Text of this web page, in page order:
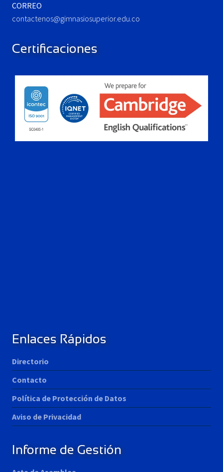
CORREO
contactenos@gimnasiosuperior.edu.co
Certificaciones
Enlaces Rápidos
Directorio
Contacto
Política de Protección de Datos
Aviso de Privacidad
Informe de Gestión